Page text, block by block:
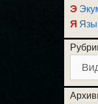
Э
Я